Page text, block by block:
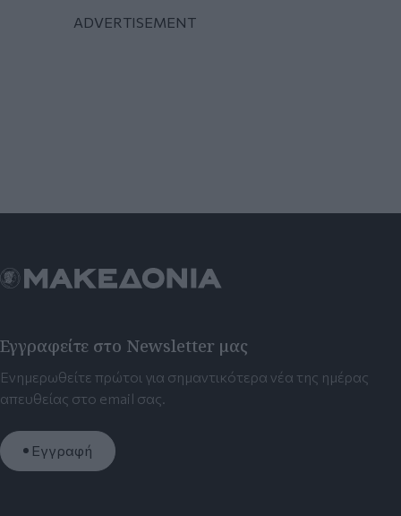
Εγγραφείτε στο Newsletter μας
Ενημερωθείτε πρώτοι για σημαντικότερα νέα της ημέρας
απευθείας στο email σας.
Εγγραφή